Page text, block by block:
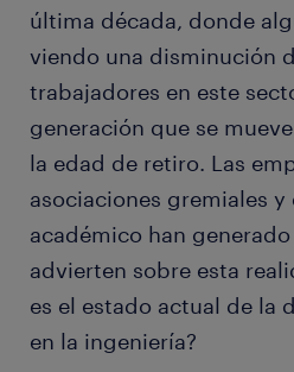
última década, donde
viendo una disminución
trabajadores en este
generación que se
la edad de retiro. Las
asociaciones gremiales y
académico han
advierten sobre esta
es el estado actual de la
en la ingeniería?